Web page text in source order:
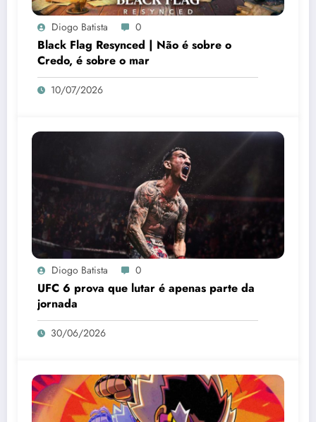
Diogo Batista 0
Black Flag Resynced | Não é sobre o
Credo, é sobre o mar
10/07/2026
Diogo Batista 0
UFC 6 prova que lutar é apenas parte da
jornada
30/06/2026